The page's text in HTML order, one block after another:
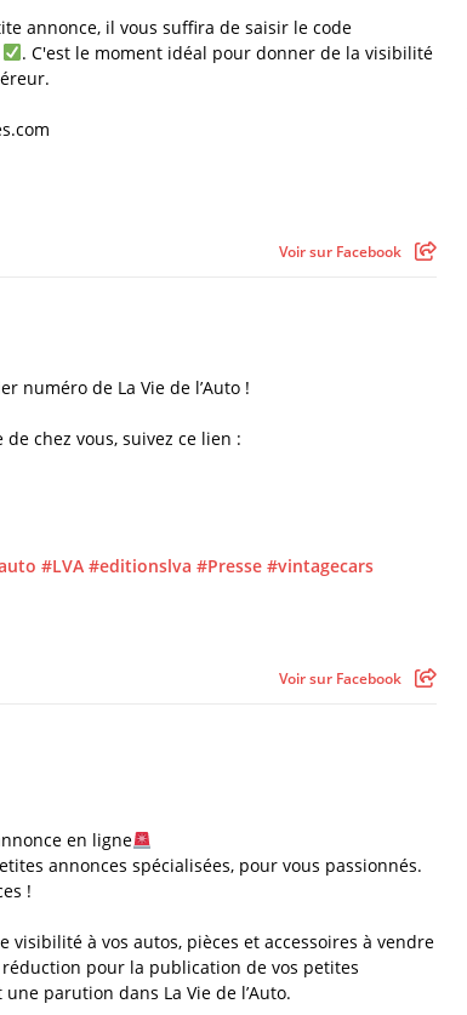
annonce, il vous suffira de saisir le code
. C'est le moment idéal pour donner de la visibilité
Voir sur Facebook
numéro de La Vie de l’Auto !
chez vous, suivez ce lien :
#LVA #editionslva #Presse #vintagecars
Voir sur Facebook
en ligne
annonces spécialisées, pour vous passionnés.
!
à vos autos, pièces et accessoires à vendre
pour la publication de vos petites
parution dans La Vie de l’Auto.